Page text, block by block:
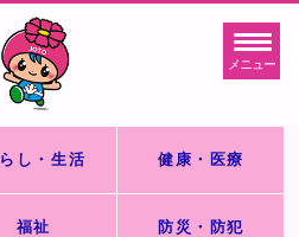
メニュー
し・生活 健康・医療
福祉 防災・防犯